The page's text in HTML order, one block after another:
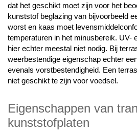
dat het geschikt moet zijn voor het
kunststof beglazing van bijvoorbeeld
worst en kaas moet
temperaturen in het minusbereik. UV-
hier echter meestal niet nodig. Bij
weerbestendige eigenschap echter
evenals vorstbestendigheid. Een
niet geschikt te zijn voor voedsel.
Eigenschappen van
kunststofplaten